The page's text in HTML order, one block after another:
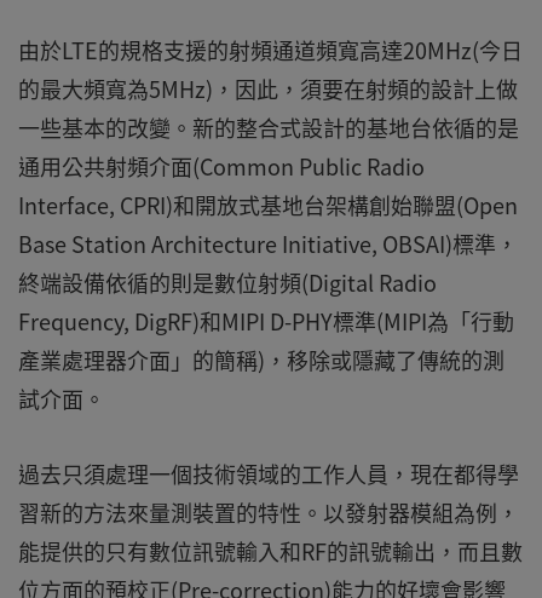
由於LTE的規格支援的射頻通道頻寬高達20MHz(今日
的最大頻寬為5MHz)，因此，須要在射頻的設計上做
一些基本的改變。新的整合式設計的基地台依循的是
通用公共射頻介面(Common Public Radio
Interface, CPRI)和開放式基地台架構創始聯盟(Open
Base Station Architecture Initiative, OBSAI)標準，
終端設備依循的則是數位射頻(Digital Radio
Frequency, DigRF)和MIPI D-PHY標準(MIPI為「行動
產業處理器介面」的簡稱)，移除或隱藏了傳統的測
試介面。
過去只須處理一個技術領域的工作人員，現在都得學
習新的方法來量測裝置的特性。以發射器模組為例，
能提供的只有數位訊號輸入和RF的訊號輸出，而且數
位方面的預校正(Pre-correction)能力的好壞會影響